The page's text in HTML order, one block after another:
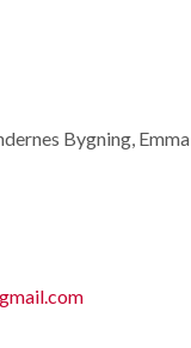
Bygning, Emma